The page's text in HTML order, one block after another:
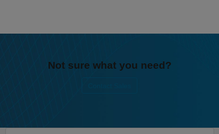
Not sure what you need?